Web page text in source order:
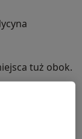
tuż obok.